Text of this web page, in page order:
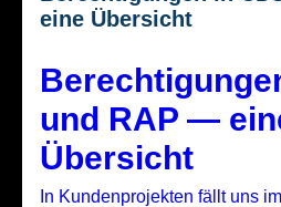
eine Übersicht
und RAP —
Übersicht
In Kundenprojekten fällt uns